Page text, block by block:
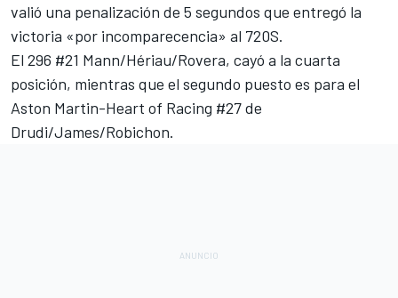
valió una penalización de 5 segundos que entregó la
victoria «por incomparecencia» al 720S.
El 296 #21 Mann/Hériau/Rovera, cayó a la cuarta
posición, mientras que el segundo puesto es para el
Aston Martin-Heart of Racing #27 de
Drudi/James/Robichon.